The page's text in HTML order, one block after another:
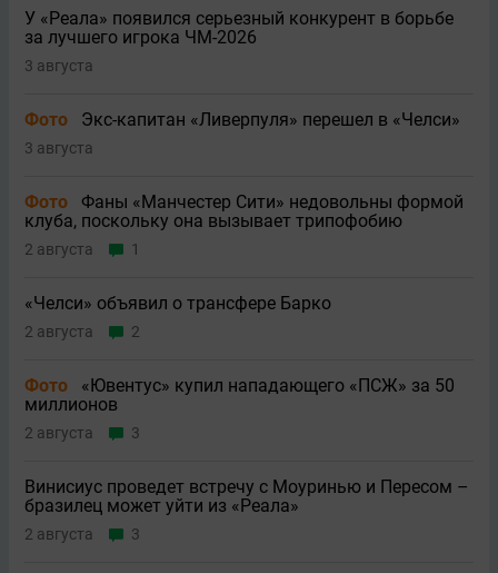
У «Реала» появился серьезный конкурент в борьбе
за лучшего игрока ЧМ-2026
3 августа
Фото Экс-капитан «Ливерпуля» перешел в «Челси»
3 августа
Фото
Фаны «Манчестер Сити» недовольны формой
клуба, поскольку она вызывает трипофобию
2 августа 1
«Челси» объявил о трансфере Барко
2 августа 2
Фото
«Ювентус» купил нападающего «ПСЖ» за 50
миллионов
2 августа 3
Винисиус проведет встречу с Моуринью и Пересом –
бразилец может уйти из «Реала»
2 августа 3